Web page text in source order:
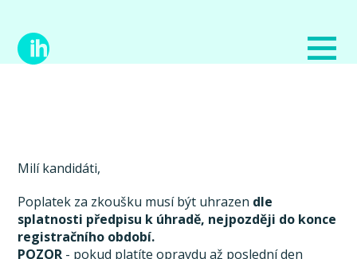
Milí kandidáti,
Poplatek za zkoušku musí být uhrazen dle
splatnosti předpisu k úhradě, nejpozději do konce
registračního období.
POZOR - pokud platíte opravdu až poslední den